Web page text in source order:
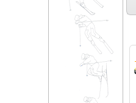
универсальные (2)
Карвинг (5)